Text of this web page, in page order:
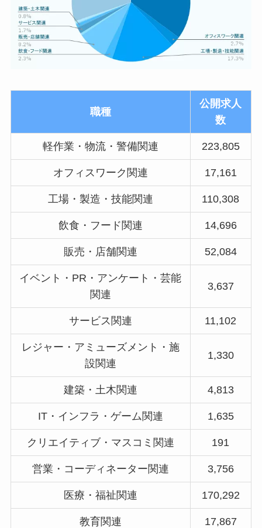
職種
公開求人
数
軽作業・物流・警備関連 223,805
オフィスワーク関連 17,161
工場・製造・技能関連 110,308
飲食・フード関連 14,696
販売・店舗関連 52,084
イベント・PR・アンケート・芸能
関連
3,637
サービス関連 11,102
レジャー・アミューズメント・施
設関連
1,330
建築・土木関連 4,813
IT・インフラ・ゲーム関連 1,635
クリエイティブ・マスコミ関連 191
営業・コーディネーター関連 3,756
医療・福祉関連 170,292
教育関連 17,867